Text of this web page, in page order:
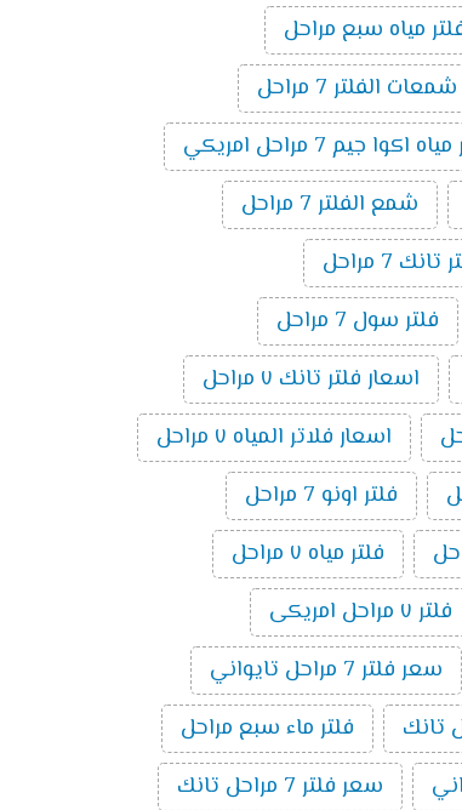
مياه سبع مراحل
شمعات الفلتر 7 مراحل
اكوا جيم 7 مراحل امريكي
شمع الفلتر 7 مراحل
7 مراحل
فلتر سول 7 مراحل
اسعار فلتر تانك ٧ مراحل
اسعار فلاتر المياه ٧ مراحل
فلتر اونو 7 مراحل
فلتر مياه ٧ مراحل
فلتر ٧ مراحل امريكى
سعر فلتر 7 مراحل تايواني
فلتر ماء سبع مراحل
سعر فلتر 7 مراحل تانك